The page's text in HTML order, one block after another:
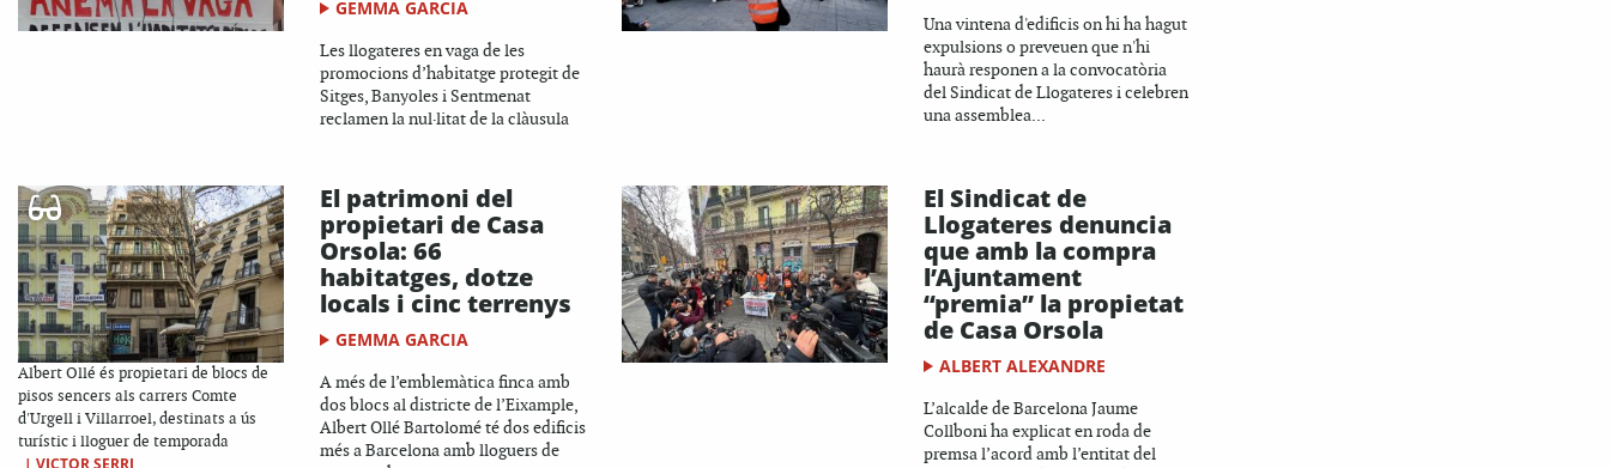
GEMMA GARCIA
Les llogateres en vaga de les
promocions d’habitatge protegit de
Sitges, Banyoles i Sentmenat
reclamen la nul·litat de la clàusula
Una vintena d'edificis on hi ha hagut
expulsions o preveuen que n'hi
haurà responen a la convocatòria
del Sindicat de Llogateres i celebren
una assemblea...
Albert Ollé és propietari de blocs de
pisos sencers als carrers Comte
d'Urgell i Villarroel, destinats a ús
turístic i lloguer de temporada
| VICTOR SERRI
El patrimoni del
propietari de Casa
Orsola: 66
habitatges, dotze
locals i cinc terrenys
GEMMA GARCIA
A més de l’emblemàtica finca amb
dos blocs al districte de l’Eixample,
Albert Ollé Bartolomé té dos edificis
més a Barcelona amb lloguers de
El Sindicat de
Llogateres denuncia
que amb la compra
l’Ajuntament
“premia” la propietat
de Casa Orsola
ALBERT ALEXANDRE
L’alcalde de Barcelona Jaume
Collboni ha explicat en roda de
premsa l’acord amb l’entitat del